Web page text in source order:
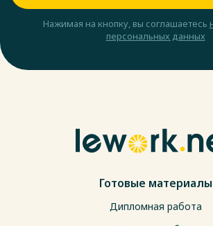
Нажимая на кнопку, вы соглашаетесь
персональных данных
Готовые материалы
Дипломная работа